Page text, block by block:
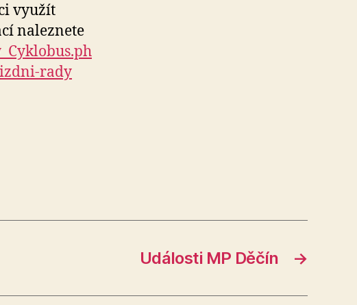
využít
naleznete
rady
→
Události MP Děčín